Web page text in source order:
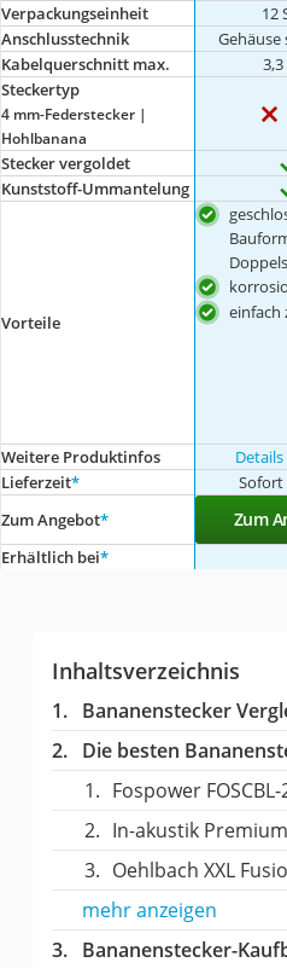
Verpackungseinheit 12
Anschlusstechnik
Kabelquerschnitt max.
Steckertyp
4 mm-Federstecker |
Hohlbanana
Stecker vergoldet
Kunststoff-Ummantelung
Vorteile
einfach
Weitere Produktinfos
Lieferzeit* Sofort
Zum Angebot* Zum
Erhältlich bei*
Inhaltsverzeichnis
Bananenstecker
Die besten
Fospower
In-akustik
Oehlbach XXL
mehr anzeigen
Bananenstecker-